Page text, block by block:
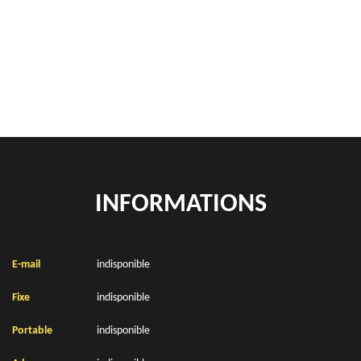
INFORMATIONS
E-mail indisponible
Fixe indisponible
Portable indisponible